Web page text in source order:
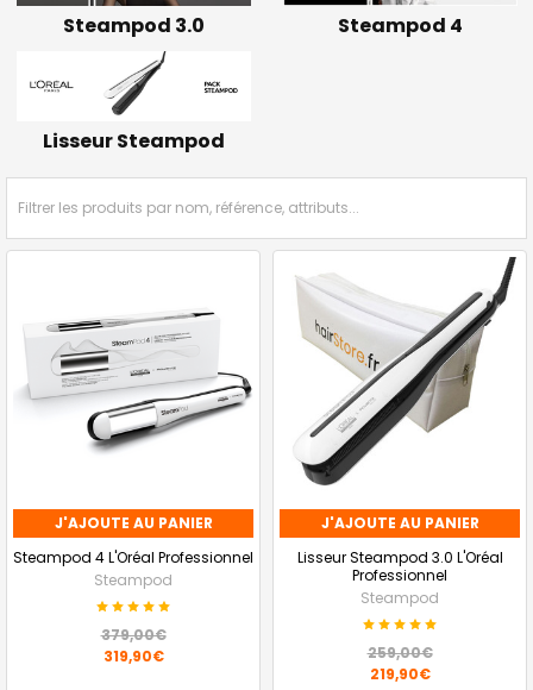
Steampod 3.0 Steampod 4
Lisseur Steampod
J'AJOUTE AU PANIER
Steampod 4 L'Oréal Professionnel
Steampod
379,00€
319,90€
J'AJOUTE AU PANIER
Lisseur Steampod 3.0 L'Oréal
Professionnel
Steampod
259,00€
219,90€